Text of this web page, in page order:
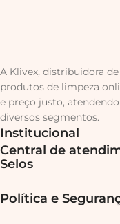
A Klivex, distribuidora
produtos de limpeza
e preço justo,
diversos segmentos.
Institucional
Central de
Selos
Política e